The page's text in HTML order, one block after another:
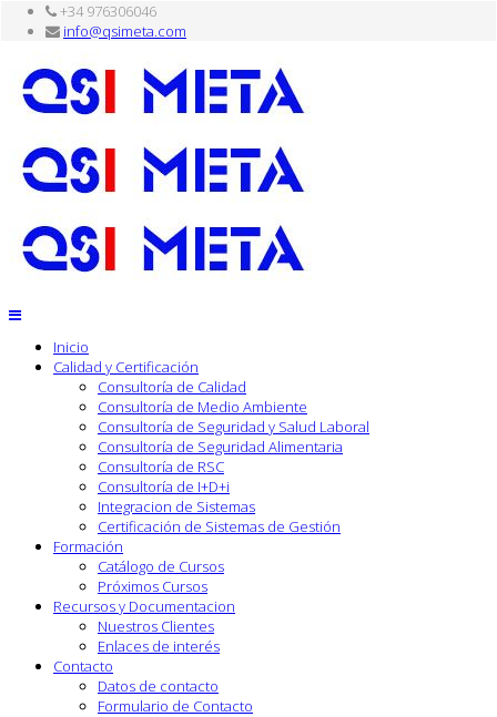
+34 976306046
info@qsimeta.com
Inicio
Calidad y Certificación
Consultoría de Calidad
Consultoría de Medio Ambiente
Consultoría de Seguridad y Salud Laboral
Consultoría de Seguridad Alimentaria
Consultoría de RSC
Consultoría de I+D+i
Integracion de Sistemas
Certificación de Sistemas de Gestión
Formación
Catálogo de Cursos
Próximos Cursos
Recursos y Documentacion
Nuestros Clientes
Enlaces de interés
Contacto
Datos de contacto
Formulario de Contacto